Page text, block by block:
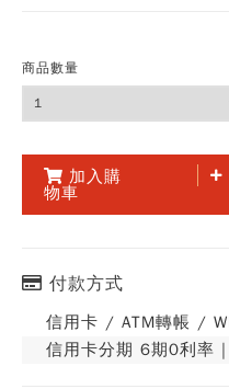
商品數量
加入購
物車
付款方式
信用卡 / ATM轉帳 /
信用卡分期 6期0利率